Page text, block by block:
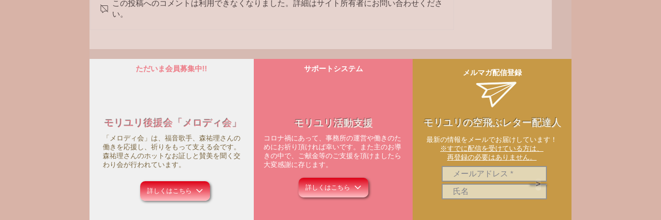
この投稿へのコメントは利用できなくなりました。詳細はサイト所有者にお問い合わせくださ
い。
ただいま会員募集中!!
モリユリ後援会「メロディ会」
「メロディ会」は、福音歌手、森祐理さんの
働きを応援し、祈りをもって支える会です。
森祐理さんのホットなお証しと賛美を聞く交
わり会が行われています。
詳しくはこちら
サポートシステム
モリユリ活動支援
コロナ禍にあって、事務所の運営や働きのた
めにお祈り頂ければ幸いです。また主のお導
きの中で、ご献金等のご支援を頂けましたら
大変感謝に存じます。
詳しくはこちら
メルマガ配信登録
モリユリの空飛ぶレター配達人
​最新の情報をメールでお届けしています！
※すでに配信を受けている方は、
再登録の必要はありません。
>